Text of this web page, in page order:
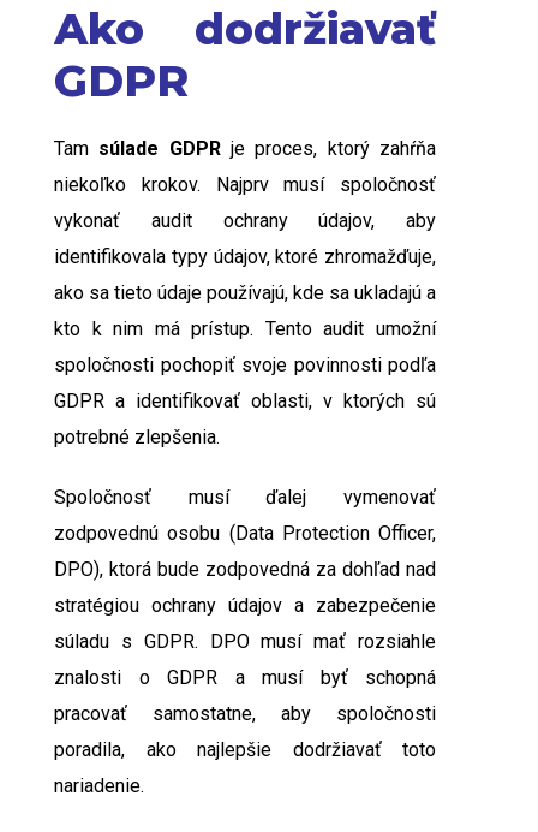
Ako dodržiavať
GDPR
Tam súlade GDPRje proces, ktorý zahŕňa
niekoľko krokov. Najprv musí spoločnosť
vykonať audit ochrany údajov, aby
identifikovala typy údajov, ktoré zhromažďuje,
ako sa tieto údaje používajú, kde sa ukladajú a
kto k nim má prístup. Tento audit umožní
spoločnosti pochopiť svoje povinnosti podľa
GDPR a identifikovať oblasti, v ktorých sú
potrebné zlepšenia.
Spoločnosť musí ďalej vymenovať
zodpovednú osobu (Data Protection Officer,
DPO), ktorá bude zodpovedná za dohľad nad
stratégiou ochrany údajov a zabezpečenie
súladu s GDPR. DPO musí mať rozsiahle
znalosti o GDPR a musí byť schopná
pracovať samostatne, aby spoločnosti
poradila, ako najlepšie dodržiavať toto
nariadenie.